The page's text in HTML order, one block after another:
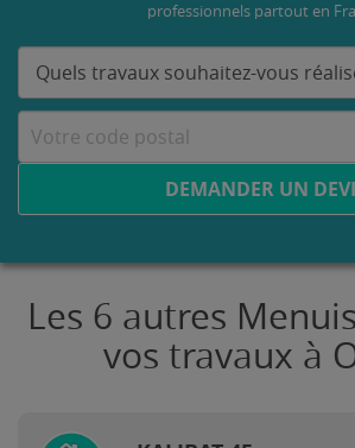
professionnels partout en
DEMANDER UN
Les 6 autres
vos travaux à